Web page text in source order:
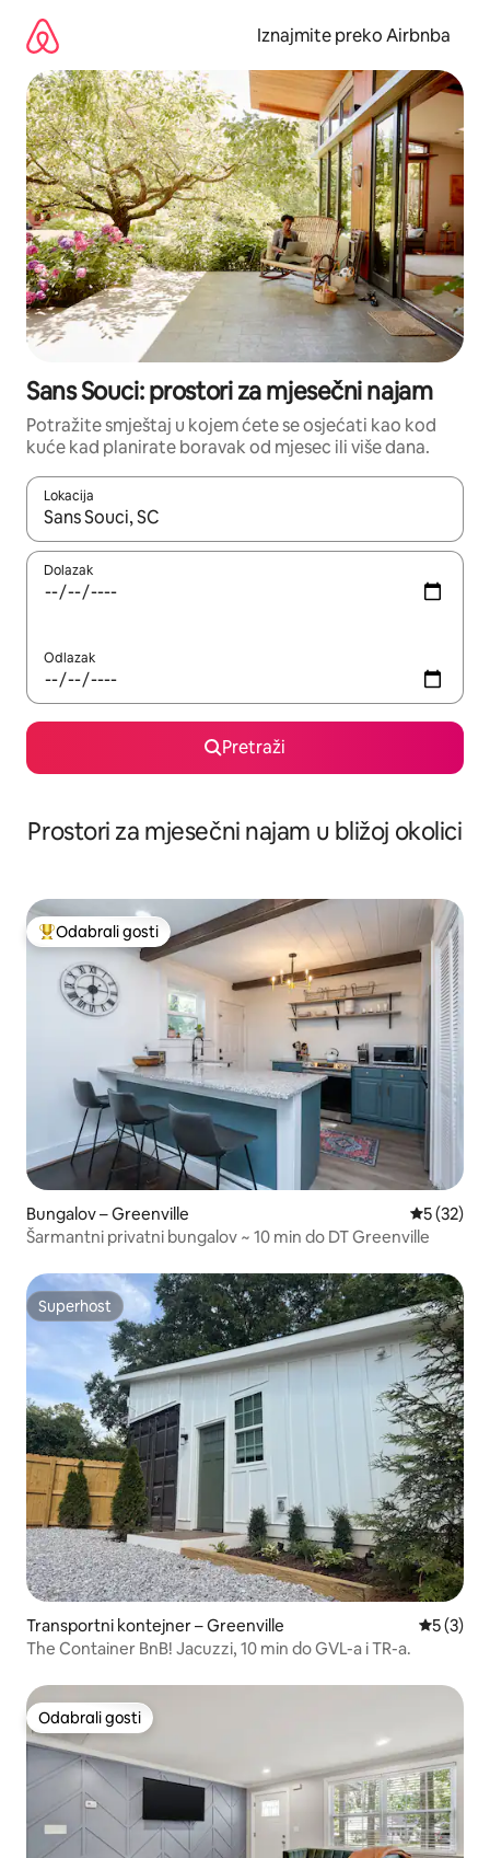
sadržaj
Iznajmite preko Airbnba
Sans Souci: prostori za mjesečni najam
Potražite smještaj u kojem ćete se osjećati kao kod
kuće kad planirate boravak od mjesec ili više dana.
Lokacija
Kada budu dostupni rezultati, moći ćete ih pregledati
Dolazak
Odlazak
Pretraži
Prostori za mjesečni najam u bližoj okolici
Među najviše rangiranima s oznakom „Odabrali gosti”
Odabrali gosti
Bungalov – Greenville Prosječna
5 (32)
Šarmantni privatni bungalov ~ 10 min do DT Greenville
Superhost
Superhost
Transportni kontejner – Greenville
5 (3)
The Container BnB! Jacuzzi, 10 min do GVL-a i TR-a.
Odabrali gosti
Odabrali gosti